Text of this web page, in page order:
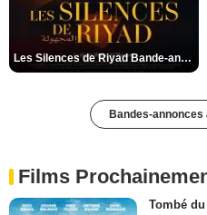
Les Silences de Riyad Bande-annonce VO STFR
Bandes-annonces
Films
Tombé du